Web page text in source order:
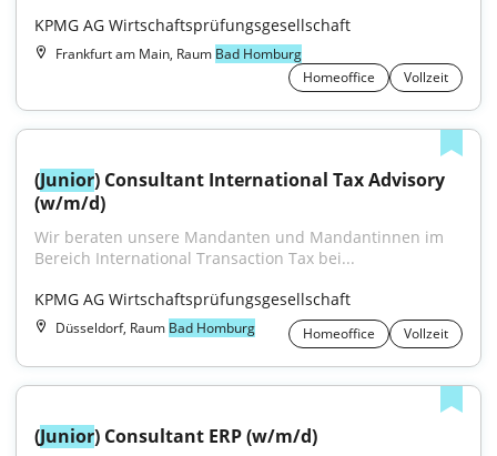
KPMG AG Wirtschaftsprüfungsgesellschaft
Frankfurt am Main, Raum Bad Homburg
Homeoffice
Vollzeit
(Junior) Consultant International Tax Advisory
(w/m/d)
Wir beraten unsere Mandanten und Mandantinnen im
Bereich International Transaction Tax bei...
KPMG AG Wirtschaftsprüfungsgesellschaft
Düsseldorf, Raum Bad Homburg Homeoffice Vollzeit
(Junior) Consultant ERP (w/m/d)